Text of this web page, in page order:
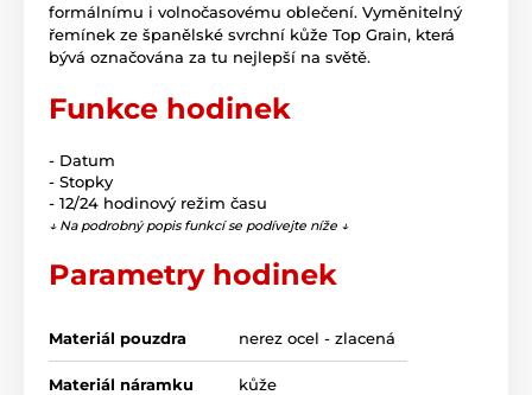
formálnímu i volnočasovému oblečení. Vyměnitelný
řemínek ze španělské svrchní kůže Top Grain, která
bývá označována za tu nejlepší na světě.
Funkce hodinek
- Datum
- Stopky
- 12/24 hodinový režim času
↓ Na podrobný popis funkcí se podívejte níže ↓
Parametry hodinek
Materiál pouzdra nerez ocel - zlacená
Materiál náramku kůže